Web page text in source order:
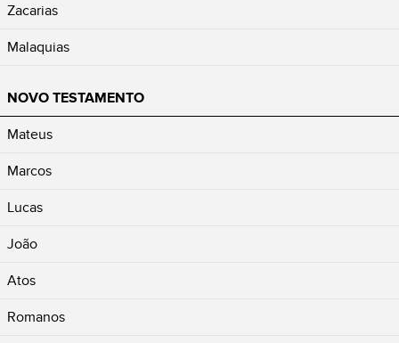
Zacarias
Malaquias
NOVO TESTAMENTO
Mateus
Marcos
Lucas
João
Atos
Romanos